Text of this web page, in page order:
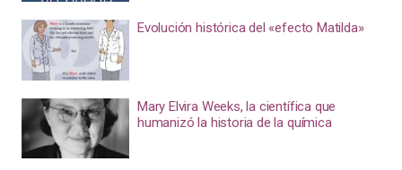
Evolución histórica del «efecto Matilda»
Mary Elvira Weeks, la científica que
humanizó la historia de la química